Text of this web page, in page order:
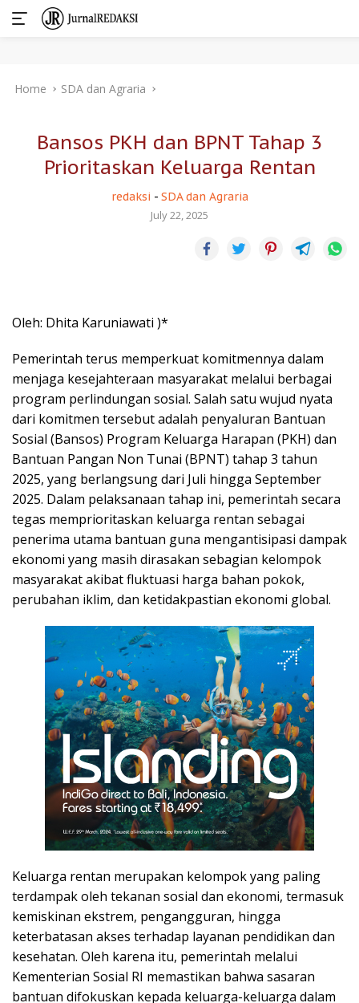
Home SDA dan Agraria
Bansos PKH dan BPNT Tahap 3
Prioritaskan Keluarga Rentan
redaksi - SDA dan Agraria
July 22, 2025
Oleh: Dhita Karuniawati )*
Pemerintah terus memperkuat komitmennya dalam
menjaga kesejahteraan masyarakat melalui berbagai
program perlindungan sosial. Salah satu wujud nyata
dari komitmen tersebut adalah penyaluran Bantuan
Sosial (Bansos) Program Keluarga Harapan (PKH) dan
Bantuan Pangan Non Tunai (BPNT) tahap 3 tahun
2025, yang berlangsung dari Juli hingga September
2025. Dalam pelaksanaan tahap ini, pemerintah secara
tegas memprioritaskan keluarga rentan sebagai
penerima utama bantuan guna mengantisipasi dampak
ekonomi yang masih dirasakan sebagian kelompok
masyarakat akibat fluktuasi harga bahan pokok,
perubahan iklim, dan ketidakpastian ekonomi global.
Keluarga rentan merupakan kelompok yang paling
terdampak oleh tekanan sosial dan ekonomi, termasuk
kemiskinan ekstrem, pengangguran, hingga
keterbatasan akses terhadap layanan pendidikan dan
kesehatan. Oleh karena itu, pemerintah melalui
Kementerian Sosial RI memastikan bahwa sasaran
bantuan difokuskan kepada keluarga-keluarga dalam